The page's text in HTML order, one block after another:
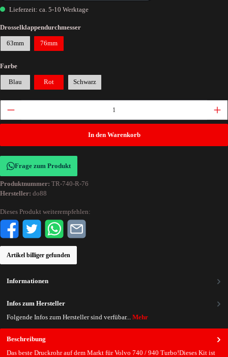
Lieferzeit: ca. 5-10 Werktage
Drosselklappendurchmesser
63mm 76mm
Farbe
Blau Rot Schwarz
In den Warenkorb
Frage zum Produkt
Produktnummer: TR-740-R-76
Hersteller: do88
Dieses Produkt weiterempfehlen:
Artikel billiger gefunden
Beschreibung
Das beste Druckrohr auf dem Markt für Volvo 740 / 940 Turbo!Dieses Kit ist
Informationen
Infos zum Hersteller
Folgende Infos zum Hersteller sind verfübar... Mehr